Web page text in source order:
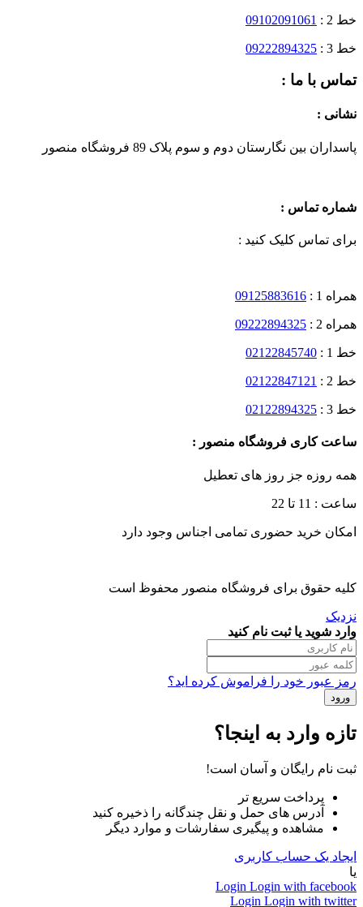
خط 2 : 09102091061
خط 3 : 09222894325
تماس با ما :
نشانی :
پاسداران بین نگارستان دوم و سوم پلاک 89 فروشگاه منصور
شماره تماس :
برای تماس کلیک کنید :
همراه 1 : 09125883616
همراه 2 : 09222894325
خط 1 : 02122845740
خط 2 : 02122847121
خط 3 : 02122894325
ساعت کاری فروشگاه منصور :
همه روزه جز روز های تعطیل
ساعت : 11 تا 22
امکان خرید حضوری تمامی اجناس وجود دارد
کلیه حقوق برای فروشگاه منصور محفوظ است
نزدیک
وارد شوید یا ثبت نام کنید
رمز عبور خود را فراموش کرده اید؟
تازه وارد به اینجا؟
ثبت نام رایگان و آسان است!
پرداخت سریع تر
آدرس های حمل و نقل چندگانه را ذخیره کنید
مشاهده و پیگیری سفارشات و موارد دیگر
ایجاد یک حساب کاربری
یا
Login Login with facebook
Login Login with twitter